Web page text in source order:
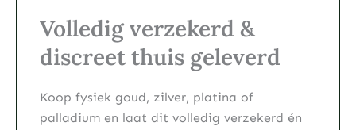
Volledig verzekerd &
discreet thuis geleverd
Koop fysiek goud, zilver, platina of
palladium en laat dit volledig verzekerd én